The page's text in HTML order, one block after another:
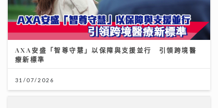
AXA安盛「智尊守慧」以保障與支援並行 引領跨境醫
療新標準
31/07/2026